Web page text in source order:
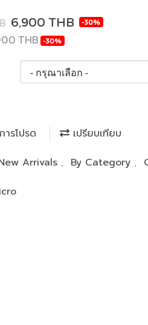
6,900 THB -30%
THB -30%
ารโปรด
เปรียบเทียบ
Arrivals , By Category ,